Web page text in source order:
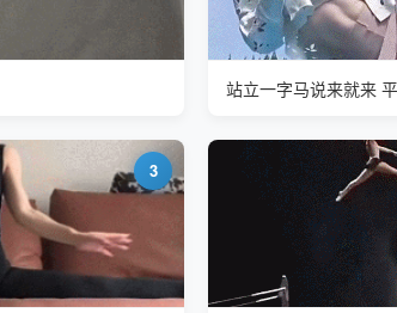
站立一字马说来就来
3